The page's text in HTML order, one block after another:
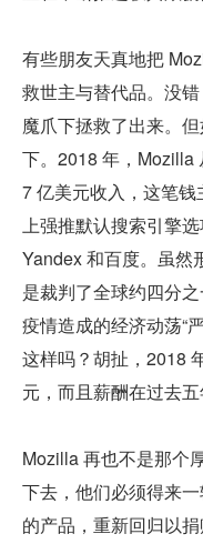
有些朋友天真地把
救世主与替代品。没
魔爪下拯救了出来。
下。2018 年，Mozilla
7 亿美元收入，这笔
上强推默认搜索引擎
Yandex 和百度。虽然
是裁判了全球约四分
疫情造成的经济动荡“
这样吗？胡扯，2018
元，而且薪酬在过去五
Mozilla 再也不是那个
下去，他们必须得来
的产品，重新回归以